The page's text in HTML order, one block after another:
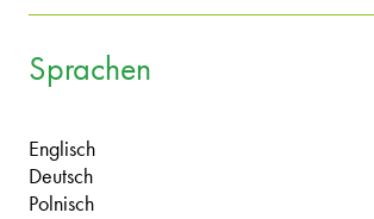
Sprachen
Englisch
Deutsch
Polnisch